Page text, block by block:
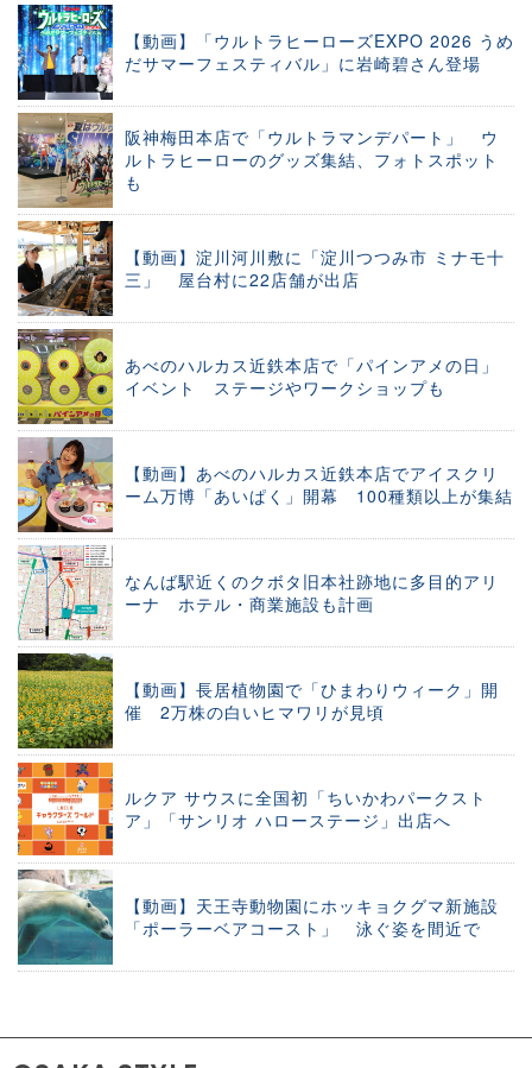
【動画】「ウルトラヒーローズEXPO 2026 うめ
だサマーフェスティバル」に岩崎碧さん登場
阪神梅田本店で「ウルトラマンデパート」 ウ
ルトラヒーローのグッズ集結、フォトスポット
も
【動画】淀川河川敷に「淀川つつみ市 ミナモ十
三」 屋台村に22店舗が出店
あべのハルカス近鉄本店で「パインアメの日」
イベント ステージやワークショップも
【動画】あべのハルカス近鉄本店でアイスクリ
ーム万博「あいぱく」開幕 100種類以上が集結
なんば駅近くのクボタ旧本社跡地に多目的アリ
ーナ ホテル・商業施設も計画
【動画】長居植物園で「ひまわりウィーク」開
催 2万株の白いヒマワリが見頃
ルクア サウスに全国初「ちいかわパークスト
ア」「サンリオ ハローステージ」出店へ
【動画】天王寺動物園にホッキョクグマ新施設
「ポーラーベアコースト」 泳ぐ姿を間近で